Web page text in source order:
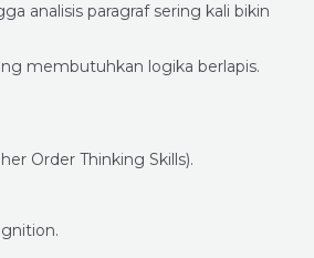
analisis paragraf sering kali bikin
membutuhkan logika berlapis.
Order Thinking Skills).